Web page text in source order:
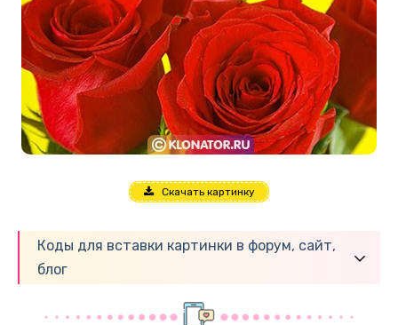
Скачать картинку
Коды для вставки картинки в форум, сайт,
блог